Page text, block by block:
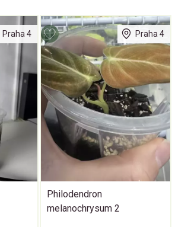
Praha 4 Praha 4
Philodendron
melanochrysum 2